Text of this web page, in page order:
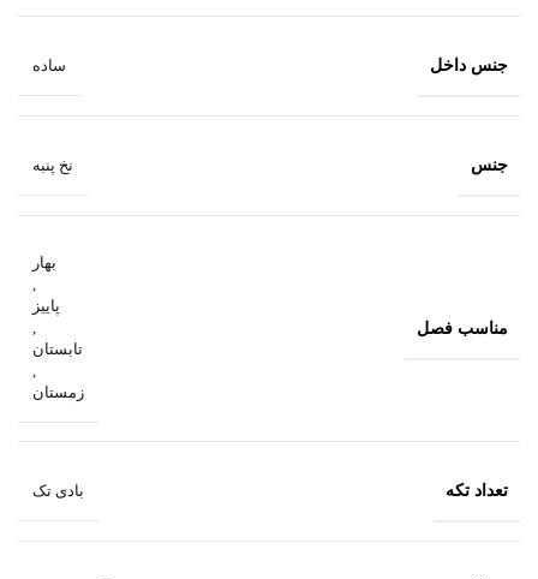
جنس داخل ساده
جنس نخ پنبه
مناسب فصل
بهار
,
پاییز
,
تابستان
,
زمستان
تعداد تکه بادی تک